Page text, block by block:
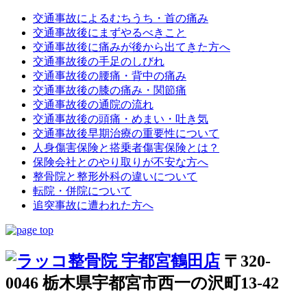
交通事故によるむちうち・首の痛み
交通事故後にまずやるべきこと
交通事故後に痛みが後から出てきた方へ
交通事故後の手足のしびれ
交通事故後の腰痛・背中の痛み
交通事故後の膝の痛み・関節痛
交通事故後の通院の流れ
交通事故後の頭痛・めまい・吐き気
交通事故後早期治療の重要性について
人身傷害保険と搭乗者傷害保険とは？
保険会社とのやり取りが不安な方へ
整骨院と整形外科の違いについて
転院・併院について
追突事故に遭われた方へ
〒320-
0046 栃木県宇都宮市西一の沢町13-42